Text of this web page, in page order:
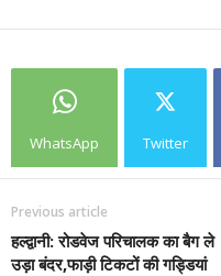
WhatsApp Twitter
Previous article
हल्द्वानी: रोडवेज परिचालक का बैग ले
उड़ा बंदर,फाड़ी टिकटों की गड्डियां